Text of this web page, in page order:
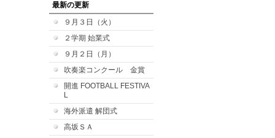
最新の更新
９月３日（火）
２学期 始業式
９月２日（月）
吹奏楽コンクール 金賞
開進 FOOTBALL FESTIVA
L
海外派遣 解団式
高坂ＳＡ